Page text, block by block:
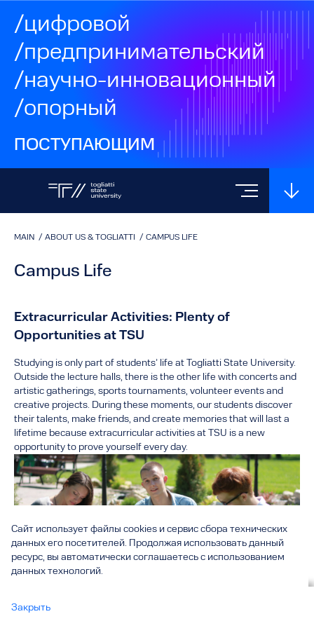
/цифровой
/предпринимательский
/научно-инновационный
/опорный
ПОСТУПАЮЩИМ
MAIN / ABOUT US & TOGLIATTI / CAMPUS LIFE
Campus Life
Вы смотрите
Extracurricular Activities: Plenty of
Opportunities at TSU
Studying is only part of students’ life at Togliatti State University.
Outside the lecture halls, there is the other life with concerts and
artistic gatherings, sports tournaments, volunteer events and
creative projects. During these moments, our students discover
their talents, make friends, and create memories that will last a
lifetime because extracurricular activities at TSU is a new
opportunity to prove yourself every day.
Сайт использует файлы cookies и сервис сбора технических
данных его посетителей. Продолжая использовать данный
ресурс, вы автоматически соглашаетесь с использованием
данных технологий.
Закрыть